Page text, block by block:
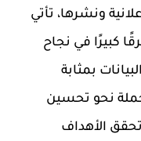
ونشرها، تأتي
كبيرًا في نجاح
بمثابة
نحو تحسين
الأهداف